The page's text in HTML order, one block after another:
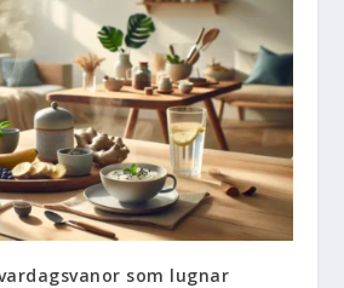
som lugnar